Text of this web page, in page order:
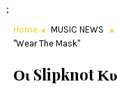
;
Home MUSIC NEWS
"Wear The Mask"
Οι Slipknot